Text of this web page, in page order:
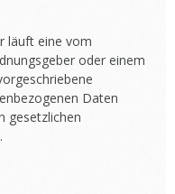
läuft eine vom
oder einem
Daten
gesetzlichen